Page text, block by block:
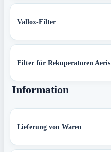
Vallox-Filter
Filter für Rekuperatoren Aeris
Information
Lieferung von Waren